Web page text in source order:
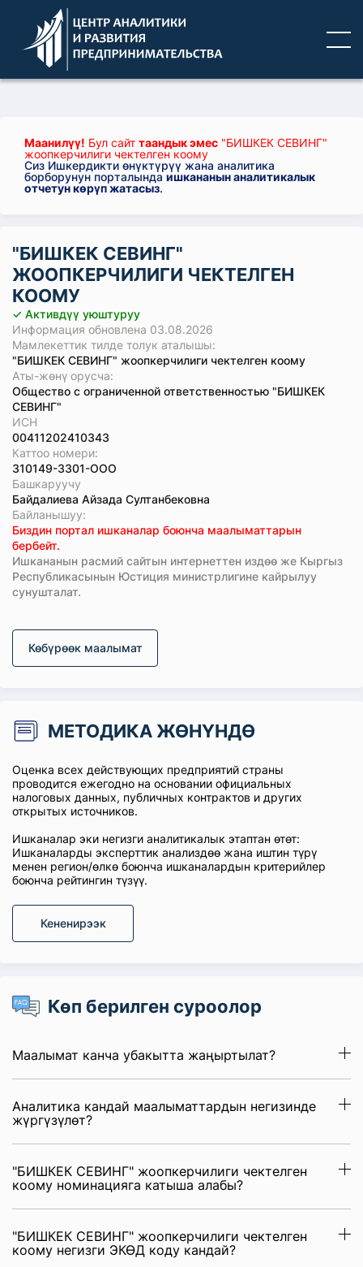
Маанилүү! Бул сайт таандык эмес "БИШКЕК СЕВИНГ"
жоопкерчилиги чектелген коому
Сиз Ишкердикти өнүктүрүү жана аналитика
борборунун порталындаишкананын аналитикалык
отчетун көрүп жатасыз.
"БИШКЕК СЕВИНГ"
ЖООПКЕРЧИЛИГИ ЧЕКТЕЛГЕН
КООМУ
✓ Активдүү уюштуруу
Информация обновлена 03.08.2026
Мамлекеттик тилде толук аталышы:
"БИШКЕК СЕВИНГ" жоопкерчилиги чектелген коому
Аты-жөнү орусча:
Общество с ограниченной ответственностью "БИШКЕК
СЕВИНГ"
ИСН
00411202410343
Каттоо номери:
310149-3301-ООО
Башкаруучу
Байдалиева Айзада Султанбековна
Байланышуу:
Биздин портал ишканалар боюнча маалыматтарын
бербейт.
Ишкананын расмий сайтын интернеттен издөө же Кыргыз
Республикасынын Юстиция министрлигине кайрылуу
сунушталат.
Көбүрөөк маалымат
МЕТОДИКА ЖӨНҮНДӨ
Оценка всех действующих предприятий страны
проводится ежегодно на основании официальных
налоговых данных, публичных контрактов и других
открытых источников.
Ишканалар эки негизги аналитикалык этаптан өтөт:
Ишканаларды эксперттик анализдөө жана иштин түрү
менен регион/өлкө боюнча ишканалардын критерийлер
боюнча рейтингин түзүү.
Кененирээк
Көп берилген суроолор
Маалымат канча убакытта жаңыртылат?
Аналитика кандай маалыматтардын негизинде
жүргүзүлөт?
"БИШКЕК СЕВИНГ" жоопкерчилиги чектелген
коому номинацияга катыша алабы?
"БИШКЕК СЕВИНГ" жоопкерчилиги чектелген
коому негизги ЭКӨД коду кандай?